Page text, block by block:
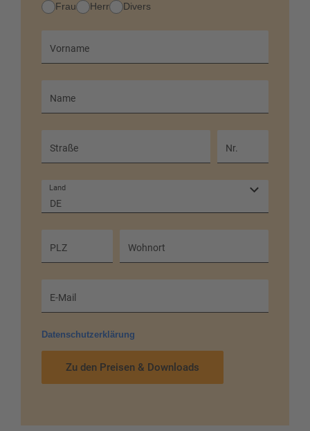
Anrede
Frau Herr Divers
Vorname
Name
Straße Nr.
Land
DE
PLZ Wohnort
E-Mail
Datenschutzerklärung
Zu den Preisen & Downloads